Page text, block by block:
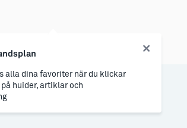
alla dina favoriter när du klickar
huider, artiklar och